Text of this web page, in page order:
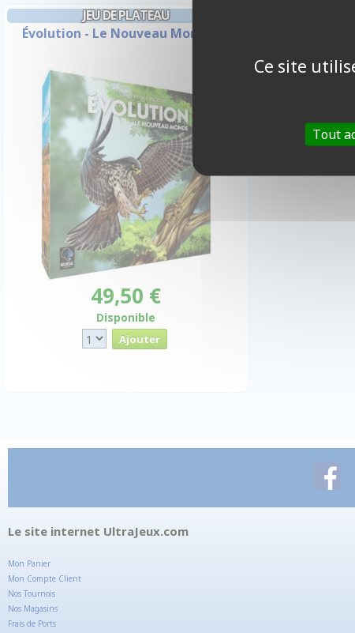
JEU DE PLATEAU
Évolution - Le Nouveau Monde
49,50 €
Disponible
Le site internet UltraJeux.com
Mon Panier
Mon Compte Client
Nos Tournois
Nos Magasins
Frais de Ports
Ce site
Tout